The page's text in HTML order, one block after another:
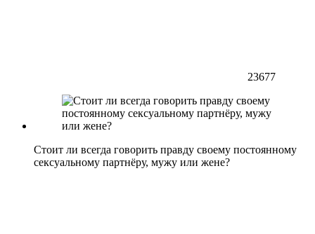
23677
Стоит ли всегда говорить правду своему постоянному
сексуальному партнёру, мужу или жене?